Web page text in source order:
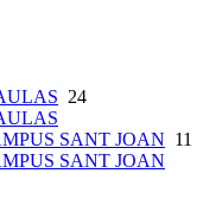
24
SANT JOAN 11
SANT JOAN